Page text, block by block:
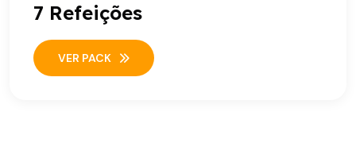
7 Refeições
VER PACK